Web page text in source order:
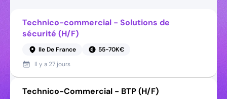
Technico-commercial - Solutions de
sécurité (H/F)
Ile De France
55-70K€
Il y a 27 jours
Technico-Commercial - BTP (H/F)